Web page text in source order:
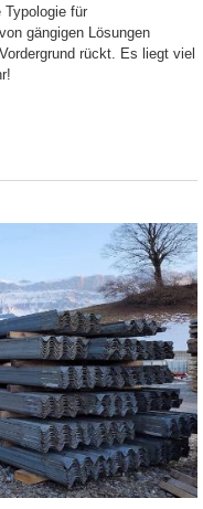
Typologie für
gängigen Lösungen
rückt. Es liegt viel